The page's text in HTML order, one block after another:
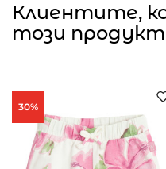
Клиентите,
този
30%